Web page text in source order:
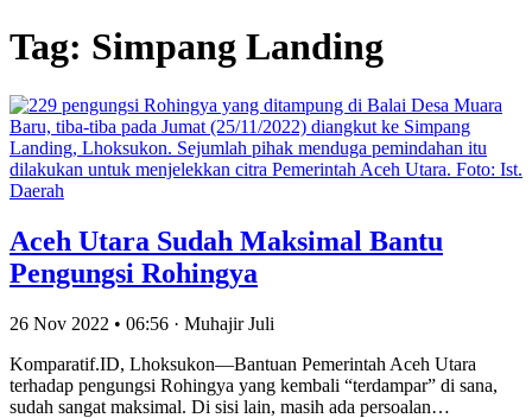
Tag: Simpang Landing
Daerah
Aceh Utara Sudah Maksimal Bantu
Pengungsi Rohingya
26 Nov 2022 • 06:56 · Muhajir Juli
Komparatif.ID, Lhoksukon—Bantuan Pemerintah Aceh Utara
terhadap pengungsi Rohingya yang kembali “terdampar” di sana,
sudah sangat maksimal. Di sisi lain, masih ada persoalan…